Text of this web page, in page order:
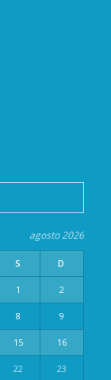
agosto 2026
S D
1 2
8 9
15 16
22 23